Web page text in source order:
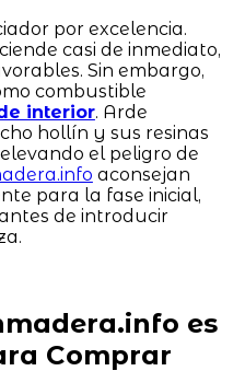
por excelencia.
casi de inmediato,
Sin embargo,
combustible
interior. Arde
hollín y sus resinas
el peligro de
aconsejan
para la fase inicial,
de introducir
es
Comprar